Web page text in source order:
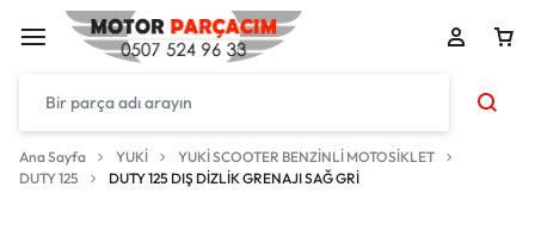
Ana Sayfa YUKİ
YUKİ SCOOTER BENZİNLİ MOTOSİKLET
DUTY 125
DUTY 125 DIŞ DİZLİK GRENAJI SAĞ GRİ